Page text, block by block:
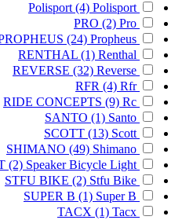
Polisport (4) Polisport
PRO (2) Pro
(24) Propheus
RENTHAL (1) Renthal
REVERSE (32) Reverse
RFR (4) Rfr
RIDE CONCEPTS (9) Rc
SANTO (1) Santo
SCOTT (13) Scott
SHIMANO (49) Shimano
(2) Speaker Bicycle Light
STFU BIKE (2) Stfu Bike
SUPER B (1) Super B
TACX (1) Tacx